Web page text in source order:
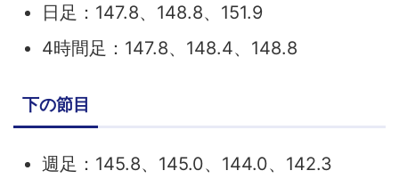
日足：147.8、148.8、151.9
4時間足：147.8、148.4、148.8
下の節目
週足：145.8、145.0、144.0、142.3